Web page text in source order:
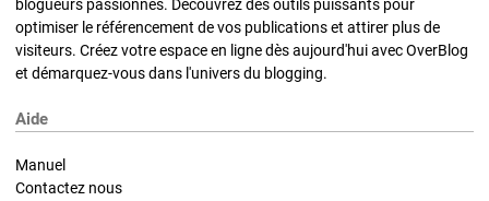
blogueurs passionnés. Découvrez des outils puissants pour
optimiser le référencement de vos publications et attirer plus de
visiteurs. Créez votre espace en ligne dès aujourd'hui avec OverBlog
et démarquez-vous dans l'univers du blogging.
Aide
Manuel
Contactez nous